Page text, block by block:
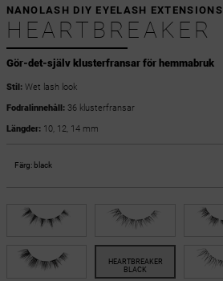
Gör-det-själv klusterfransar för hemmabruk
NANOLASH DIY EYELASH EXTENSIONS
HEARTBREAKER
Stil: Wet lash look
Fodralinnehåll: 36 klusterfransar
Längder: 10, 12, 14 mm
Färg: black